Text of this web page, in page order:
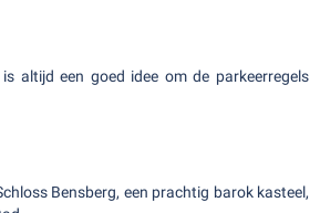
altijd een goed idee om de parkeerregels
Bensberg, een prachtig barok kasteel,